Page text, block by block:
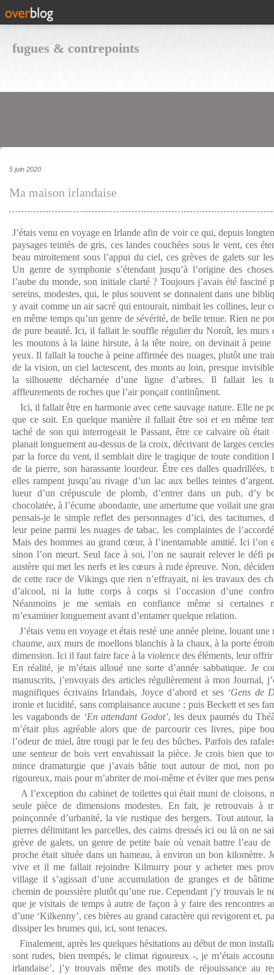
fugues & contrepoints
5 juin 2020
Ma maison irlandaise
J’étais venu en voyage en Irlande afin de voir ce qui, depuis
paysages teintés de gris, ces landes couchées sous le vent, ces
beau miroitement sous l’appui du ciel, ces grèves de galets sur
Un genre de symphonie s’étendant jusqu’à l’origine des
l’aube du monde, son initiale clarté ? Toujours j’avais été fasciné
sereins, modestes, qui, le plus souvent se donnaient dans une
y avait comme un air sacré qui entourait, nimbait les collines, leur
en même temps qu’un genre de sévérité, de belle tenue. Rien ne
de pure beauté. Ici, il fallait le souffle régulier du Noroît, les murs
les moutons à la laine hirsute, à la tête noire, on devinait à
yeux. Il fallait la touche à peine affirmée des nuages, plutôt une
de la vision, un ciel lactescent, des monts au loin, presque
la silhouette décharnée d’une ligne d’arbres. Il fallait les
affleurements de roches que l’air ponçait continûment.
Ici, il fallait être en harmonie avec cette sauvage nature. Elle ne
que ce soit. En quelque manière il fallait être soi et en même
taché de son qui interrogeait le Passant, être ce calvaire où
planait longuement au-dessus de la croix, décrivant de larges
par la force du vent, il semblait dire le tragique de toute condition
de la pierre, son harassante lourdeur. Être ces dalles quadrillées,
elles rampent jusqu’au rivage d’un lac aux belles teintes
lueur d’un crépuscule de plomb, d’entrer dans un pub, d’y
chocolatée, à l’écume abondante, une amertume que voilait une
pensais-je le simple reflet des personnages d’ici, des taciturnes,
leur peine parmi les nuages de tabac, les complaintes de
Mais des hommes au grand cœur, à l’inentamable amitié. Ici l’on
sinon l’on meurt. Seul face à soi, l’on ne saurait relever le défi
austère qui met les nerfs et les cœurs à rude épreuve. Non,
de cette race de Vikings que rien n’effrayait, ni les travaux des
d’alcool, ni la lutte corps à corps si l’occasion d’une
Néanmoins je me sentais en confiance même si certaines
m’examiner longuement avant d’entamer quelque relation.
J’étais venu en voyage et étais resté une année pleine, louant
chaume, aux murs de moellons blanchis à la chaux, à la porte
dimension. Ici il faut faire face à la violence des éléments, leur
En réalité, je m’étais alloué une sorte d’année sabbatique. Je
manuscrits, j’envoyais des articles régulièrement à mon Journal,
magnifiques écrivains Irlandais, Joyce d’abord et ses ‘Gens de
ironie et lucidité, sans complaisance aucune ; puis Beckett et ses
les vagabonds de ‘En attendant Godot’, les deux paumés du
m’était plus agréable alors que de parcourir ces livres, pipe
l’odeur de miel, âtre rougi par le feu des bûches. Parfois des
une senteur de bois vert envahissait la pièce. Je crois bien que
mince dramaturgie que j’avais bâtie tout autour de moi, non
rigoureux, mais pour m’abriter de moi-même et éviter que mes
A l’exception du cabinet de toilettes qui était muni de cloisons,
seule pièce de dimensions modestes. En fait, je retrouvais à
poinçonnée d’urbanité, la vie rustique des bergers. Tout autour,
pierres délimitant les parcelles, des cairns dressés ici ou là on ne
grève de galets, un genre de petite baie où venait battre l’eau
proche était située dans un hameau, à environ un bon kilomètre.
vive et il me fallait rejoindre Kilmurry pour y acheter mes
village il s’agissait d’une accumulation de granges et de
chemin de poussière plutôt qu’une rue. Cependant j’y trouvais le
que je visitais de temps à autre de façon à y faire des rencontres
d’une ‘Kilkenny’, ces bières au grand caractère qui revigorent et,
dissiper les brumes qui, ici, sont tenaces.
Finalement, après les quelques hésitations au début de mon
sont rudes, bien trempés, le climat rigoureux -, je m’étais
irlandaise’, j’y trouvais même des motifs de réjouissance au